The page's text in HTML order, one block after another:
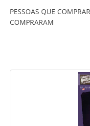
PESSOAS QUE
COMPRARAM